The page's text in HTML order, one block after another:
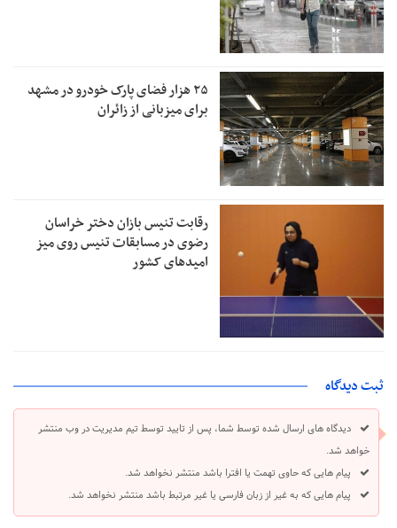
۲۵ هزار فضای پارک خودرو در مشهد
برای میزبانی از زائران
رقابت تنیس بازان دختر خراسان
رضوی در مسابقات تنیس روی میز
امیدهای کشور
ثبت دیدگاه
دیدگاه های ارسال شده توسط شما، پس از تایید توسط تیم مدیریت در وب منتشر
خواهد شد.
پیام هایی که حاوی تهمت یا افترا باشد منتشر نخواهد شد.
پیام هایی که به غیر از زبان فارسی یا غیر مرتبط باشد منتشر نخواهد شد.